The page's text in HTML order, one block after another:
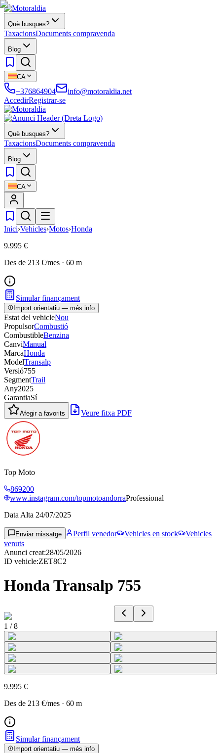
Què busques?
TaxacionsDocuments compravenda
Blog
CA
+376864904
info@motoraldia.net
AccedirRegistrar-se
Què busques?
TaxacionsDocuments compravenda
Blog
CA
Inici›Vehicles›Motos›Honda
9.995 €
Des de 213 €/mes · 60 m
Simular finançament
Import orientatiu — més info
Estat del vehicleNou
PropulsorCombustió
CombustibleBenzina
CanviManual
MarcaHonda
ModelTransalp
Versió755
SegmentTrail
Any2025
GarantiaSí
Afegir a favorits Veure fitxa PDF
Top Moto
869200
www.instagram.com/topmotoandorraProfessional
Data Alta 24/07/2025
Enviar missatge Perfil venedor Vehicles en stock
Vehicles
venuts
Anunci creat:28/05/2026
ID vehicle:ZET8C2
Honda Transalp 755
1 /8
9.995 €
Des de 213 €/mes · 60 m
Simular finançament
Import orientatiu — més info